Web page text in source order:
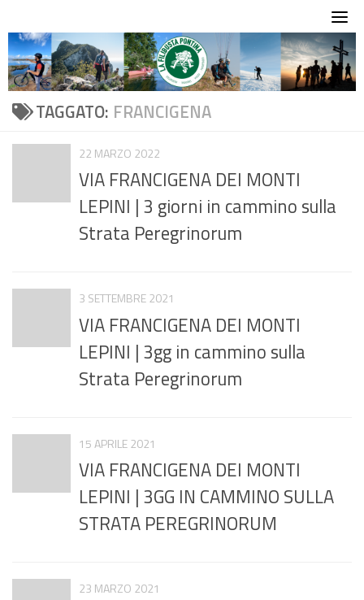
to
content
TAGGATO: FRANCIGENA
22 MARZO 2022
VIA FRANCIGENA DEI MONTI
LEPINI | 3 giorni in cammino sulla
Strata Peregrinorum
3 SETTEMBRE 2021
VIA FRANCIGENA DEI MONTI
LEPINI | 3gg in cammino sulla
Strata Peregrinorum
15 APRILE 2021
VIA FRANCIGENA DEI MONTI
LEPINI | 3GG IN CAMMINO SULLA
STRATA PEREGRINORUM
23 MARZO 2021